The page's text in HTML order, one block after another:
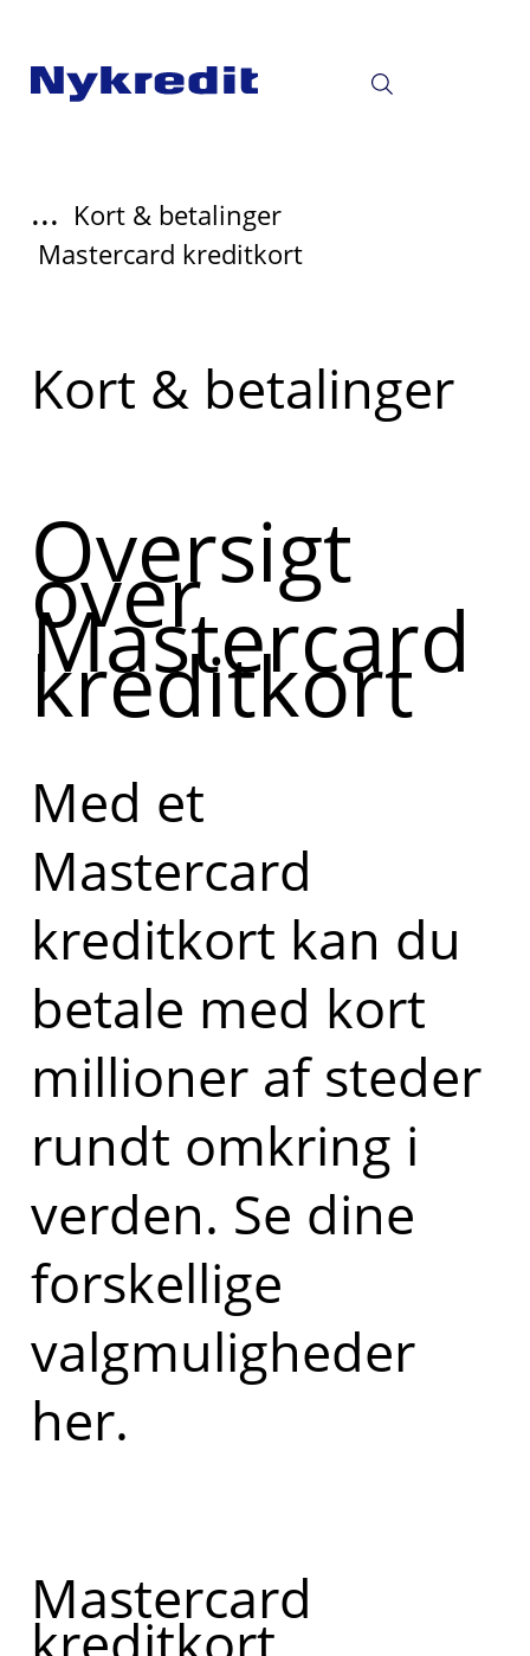
... Kort & betalinger
Mastercard kreditkort
Read
more
Kort & betalinger
Oversigt
over
Mastercard
kreditkort
Med et
Mastercard
kreditkort kan du
betale med kort
millioner af steder
rundt omkring i
verden. Se dine
forskellige
valgmuligheder
her.
Mastercard